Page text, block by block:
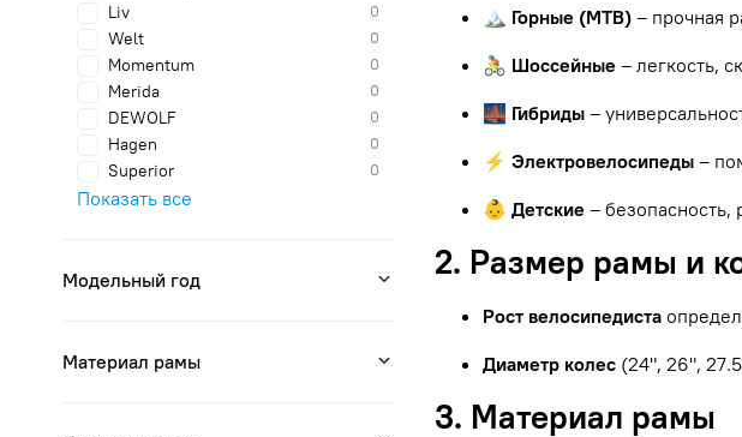
🏔 Горные (MTB) – прочная
🚴 Шоссейные – легкость,
🌉 Гибриды –
⚡ Электровелосипеды –
👶 Детские –
2. Размер рамы и
Рост велосипедиста
Диаметр колес (24", 26",
3. Материал рамы
Liv 0
Welt 0
Momentum 0
Merida 0
DEWOLF 0
Hagen 0
Superior 0
Показать все
Модельный год
Материал рамы